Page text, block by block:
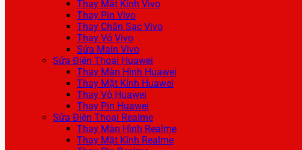
Thay Mặt Kính Vivo
Thay Pin Vivo
Thay Chân Sạc Vivo
Thay Vỏ Vivo
Sửa Main Vivo
Sửa Điện Thoại Huawei
Thay Màn Hình Huawei
Thay Mặt Kính Huawei
Thay Vỏ Huawei
Thay Pin Huawei
Sửa Điện Thoại Realme
Thay Màn Hình Realme
Thay Mặt Kính Realme